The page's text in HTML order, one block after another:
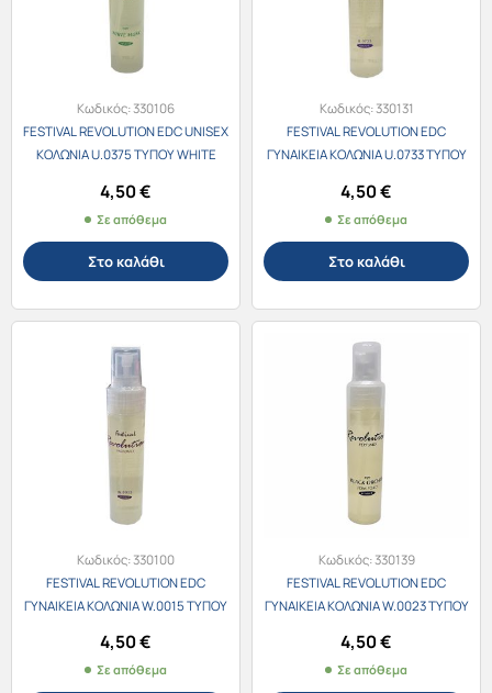
Κωδικός:330106
FESTIVAL REVOLUTION EDC UNISEX
ΚΟΛΩΝΙΑ U.0375 ΤΥΠΟΥ WHITE
4,50€
Σε απόθεμα
Στο καλάθι
Κωδικός:330131
FESTIVAL REVOLUTION EDC
ΓΥΝΑΙΚΕΙΑ ΚΟΛΩΝΙΑ U.0733 ΤΥΠΟΥ
4,50€
Σε απόθεμα
Στο καλάθι
Κωδικός:330100
FESTIVAL REVOLUTION EDC
ΓΥΝΑΙΚΕΙΑ ΚΟΛΩΝΙΑ W.0015 ΤΥΠΟΥ
4,50€
Σε απόθεμα
Κωδικός:330139
FESTIVAL REVOLUTION EDC
ΓΥΝΑΙΚΕΙΑ ΚΟΛΩΝΙΑ W.0023 ΤΥΠΟΥ
4,50€
Σε απόθεμα